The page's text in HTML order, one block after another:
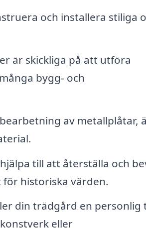
och installera stiliga
är skickliga på att utföra
bygg- och
av metallplåtar,
till att återställa och
historiska värden.
din trädgård en personlig
eller